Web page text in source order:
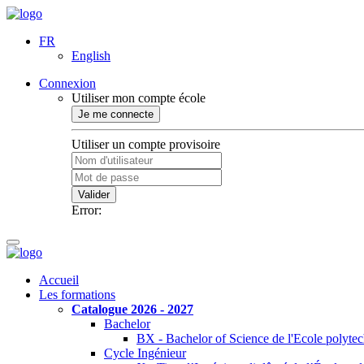
FR
English
Connexion
Utiliser mon compte école
Je me connecte
Utiliser un compte provisoire
Valider
Error:
Accueil
Les formations
Catalogue 2026 - 2027
Bachelor
BX - Bachelor of Science de l'Ecole
Cycle Ingénieur